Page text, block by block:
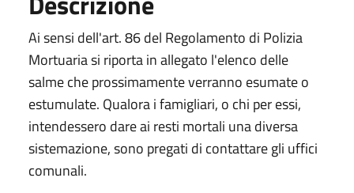
Ai sensi dell'art. 86 del Regolamento di Polizia
Mortuaria si riporta in allegato l'elenco delle
salme che prossimamente verranno esumate o
estumulate. Qualora i famigliari, o chi per essi,
intendessero dare ai resti mortali una diversa
sistemazione, sono pregati di contattare gli uffici
comunali.